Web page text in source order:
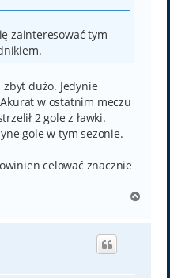
zainteresować tym
dużo. Jedynie
w ostatnim meczu
2 gole z ławki.
gole w tym sezonie.
celować znacznie
g